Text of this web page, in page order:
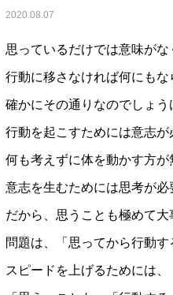
2020.08.07
思っているだけでは意味がな
行動に移さなければ何にもな
確かにその通りなのでしょう
行動を起こすためには意志が
何も考えずに体を動かす方が
意志を生むためには思考が必
だから、思うことも極めて大
問題は、「思ってから行動す
スピードを上げるためには、